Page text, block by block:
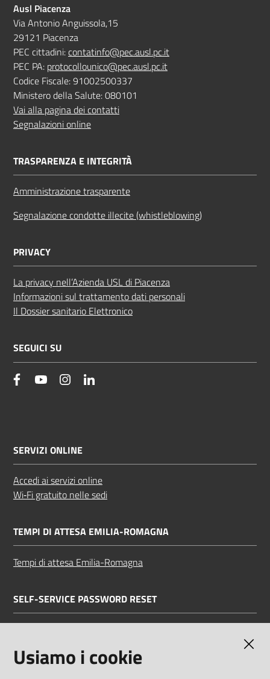
Ausl Piacenza
Via Antonio Anguissola,15
29121 Piacenza
PEC cittadini:contatinfo@pec.ausl.pc.it
PEC PA: protocollounico@pec.ausl.pc.it
Codice Fiscale: 91002500337
Ministero della Salute: 080101
Vai alla pagina dei contatti
Segnalazioni online
TRASPARENZA E INTEGRITÀ
Amministrazione trasparente
Segnalazione condotte illecite (whistleblowing)
PRIVACY
La privacy nell’Azienda USL di Piacenza
Informazioni sul trattamento dati personali
Il Dossier sanitario Elettronico
SEGUICI SU
facebookYouTube Instagram
SERVIZI ONLINE
Accedi ai servizi online
Wi‑Fi gratuito nelle sedi
TEMPI DI ATTESA EMILIA-ROMAGNA
Tempi di attesa Emilia-Romagna
SELF-SERVICE PASSWORD RESET
Usiamo i cookie